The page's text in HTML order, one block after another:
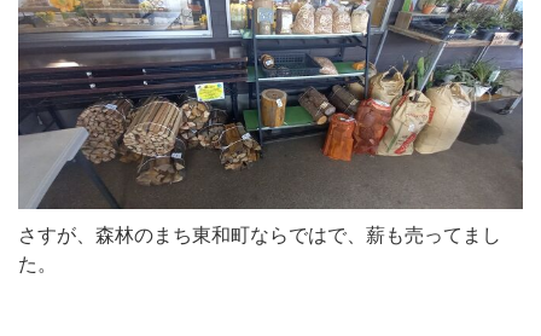
さすが、森林のまち東和町ならではで、薪も売ってまし
た。